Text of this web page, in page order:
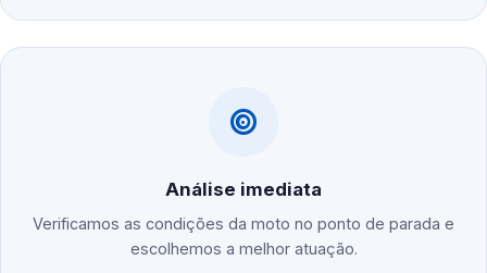
Análise imediata
Verificamos as condições da moto no ponto de parada e
escolhemos a melhor atuação.